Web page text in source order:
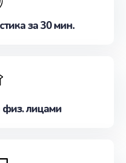
за 30 мин.
физ. лицами